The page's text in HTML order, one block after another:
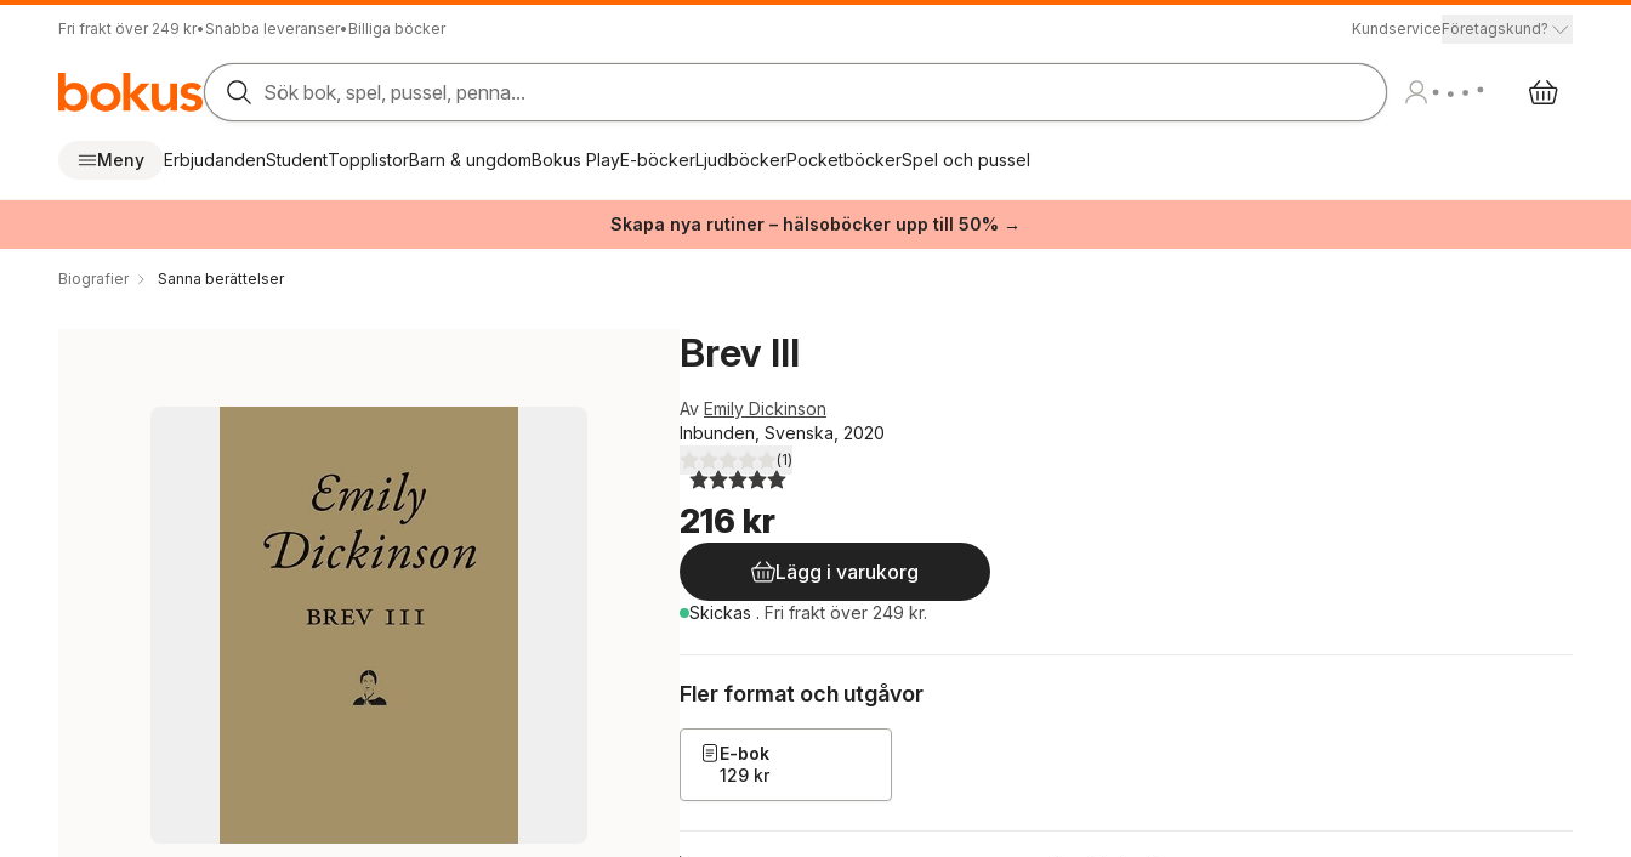
Fri frakt över 249 kr• Snabba leveranser• Billiga böcker KundserviceFöretagskund?
Sök bok, spel, pussel, penna...
Meny ErbjudandenStudentTopplistorBarn & ungdomBokus PlayE-böckerLjudböckerPocketböckerSpel och pussel
Skapa nya rutiner – hälsoböcker upp till 50% →
Biografier Sanna berättelser
Brev III
Av Emily Dickinson
Inbunden, Svenska, 2020
5,0utav 5 stjärnor. Totalt antal röster:
(1)
216 kr
Lägg i varukorg
Skickas . Fri frakt över 249 kr.
Fler format och utgåvor
E-bok
129 kr